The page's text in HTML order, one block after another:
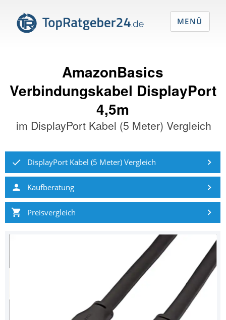
AmazonBasics
Verbindungskabel DisplayPort
4,5m
im DisplayPort Kabel (5 Meter) Vergleich
DisplayPort Kabel (5 Meter) Vergleich
Kaufberatung
Preisvergleich
MENÜ